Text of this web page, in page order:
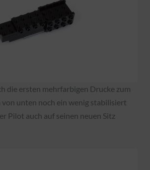
die ersten mehrfarbigen Drucke zum
von unten noch ein wenig stabilisiert
Pilot auch auf seinen neuen Sitz